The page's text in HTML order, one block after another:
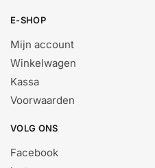
E-SHOP
Mijn account
Winkelwagen
Kassa
Voorwaarden
VOLG ONS
Facebook